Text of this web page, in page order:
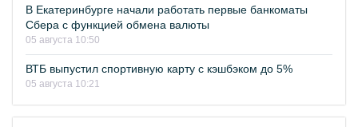
В Екатеринбурге начали работать первые банкоматы
Сбера с функцией обмена валюты
05 августа 10:50
ВТБ выпустил спортивную карту с кэшбэком до 5%
05 августа 10:21